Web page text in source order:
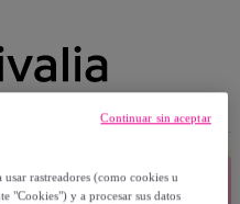
usar rastreadores (como cookies u
"Cookies") y a procesar sus datos
Continuar sin aceptar